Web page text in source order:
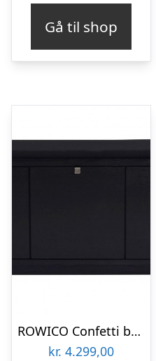
Gå til shop
ROWICO Confetti bænk – sort eg/sort stofhynde, m. 3 skuffer
kr. 4.299,00